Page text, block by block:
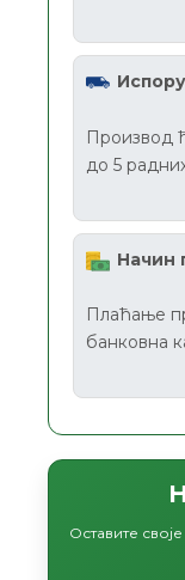
Производ
до 5
Начин
Плаћање
банковна
Оставите